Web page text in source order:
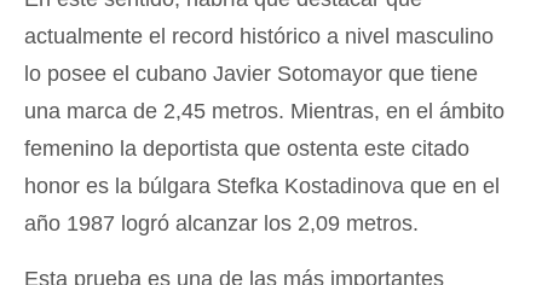
actualmente el record histórico a nivel masculino
lo posee el cubano Javier Sotomayor que tiene
una marca de 2,45 metros. Mientras, en el ámbito
femenino la deportista que ostenta este citado
honor es la búlgara Stefka Kostadinova que en el
año 1987 logró alcanzar los 2,09 metros.
Esta prueba es una de las más importantes